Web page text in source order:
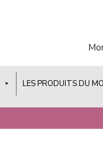
LES PRODUITS DU